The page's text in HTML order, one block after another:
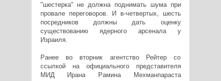
"шестерка" не должна поднимать шума при
провале переговоров. И в-четвертых, шесть
посредников должны дать оценку
существованию ядерного арсенала у
Израиля.
Ранее во вторник агентство Рейтер со
ссылкой на официального представителя
МИД Ирана Рамина Мехманпараста